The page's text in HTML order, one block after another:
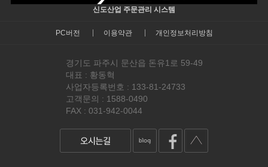
신도산업 주문관리 시스템
PC버전 이용약관 개인정보처리방침
경기도 파주시 문산읍 돈유1로 59-49
대표 : 황동혁
사업자등록번호 : 133-81-24733
고객문의 : 1588-0490
FAX : 031-942-0044